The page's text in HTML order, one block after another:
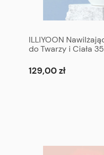
ILLIYOON
do Twarzy i Ciała
129,00 zł